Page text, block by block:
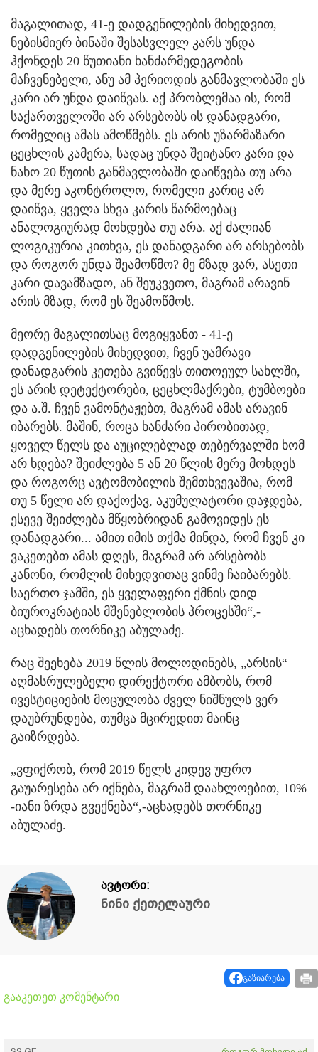
მაგალითად, 41-ე დადგენილების მიხედვით,
ნებისმიერ ბინაში შესასვლელ კარს უნდა
ჰქონდეს 20 წუთიანი ხანძარმედეგობის
მაჩვენებელი, ანუ ამ პერიოდის განმავლობაში ეს
კარი არ უნდა დაიწვას. აქ პრობლემაა ის, რომ
საქართველოში არ არსებობს ის დანადგარი,
რომელიც ამას ამოწმებს. ეს არის უზარმაზარი
ცეცხლის კამერა, სადაც უნდა შეიტანო კარი და
ნახო 20 წუთის განმავლობაში დაიწვება თუ არა
და მერე აკონტროლო, რომელი კარიც არ
დაიწვა, ყველა სხვა კარის წარმოებაც
ანალოგიურად მოხდება თუ არა. აქ ძალიან
ლოგიკურია კითხვა, ეს დანადგარი არ არსებობს
და როგორ უნდა შეამოწმო? მე მზად ვარ, ასეთი
კარი დავამზადო, ან შეუკვეთო, მაგრამ არავინ
არის მზად, რომ ეს შეამოწმოს.
მეორე მაგალითსაც მოგიყვანთ - 41-ე
დადგენილების მიხედვით, ჩვენ უამრავი
დანადგარის კეთება გვიწევს თითოეულ სახლში,
ეს არის დეტექტორები, ცეცხლმაქრები, ტუმბოები
და ა.შ. ჩვენ ვამონტაჟებთ, მაგრამ ამას არავინ
იბარებს. მაშინ, როცა ხანძარი პირობითად,
ყოველ წელს და აუცილებლად თებერვალში ხომ
არ ხდება? შეიძლება 5 ან 20 წლის მერე მოხდეს
და როგორც ავტომობილის შემთხვევაშია, რომ
თუ 5 წელი არ დაქოქავ, აკუმულატორი დაჯდება,
ესევე შეიძლება მწყობრიდან გამოვიდეს ეს
დანადგარი... ამით იმის თქმა მინდა, რომ ჩვენ კი
ვაკეთებთ ამას დღეს, მაგრამ არ არსებობს
კანონი, რომლის მიხედვითაც ვინმე ჩაიბარებს.
საერთო ჯამში, ეს ყველაფერი ქმნის დიდ
ბიუროკრატიას მშენებლობის პროცესში“,-
აცხადებს თორნიკე აბულაძე.
რაც შეეხება 2019 წლის მოლოდინებს, „არსის“
აღმასრულებელი დირექტორი ამბობს, რომ
ივესტიციების მოცულობა ძველ ნიშნულს ვერ
დაუბრუნდება, თუმცა მცირედით მაინც
გაიზრდება.
„ვფიქრობ, რომ 2019 წელს კიდევ უფრო
გაუარესება არ იქნება, მაგრამ დაახლოებით, 10%
-იანი ზრდა გვექნება“,-აცხადებს თორნიკე
აბულაძე.
ავტორი:
ნინი ქეთელაური
გაზიარება
გააკეთეთ კომენტარი